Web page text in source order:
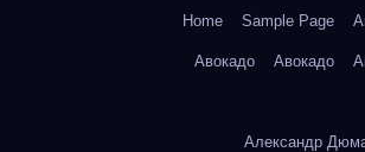
Home Sample Page
Авокадо Авокадо
Александр